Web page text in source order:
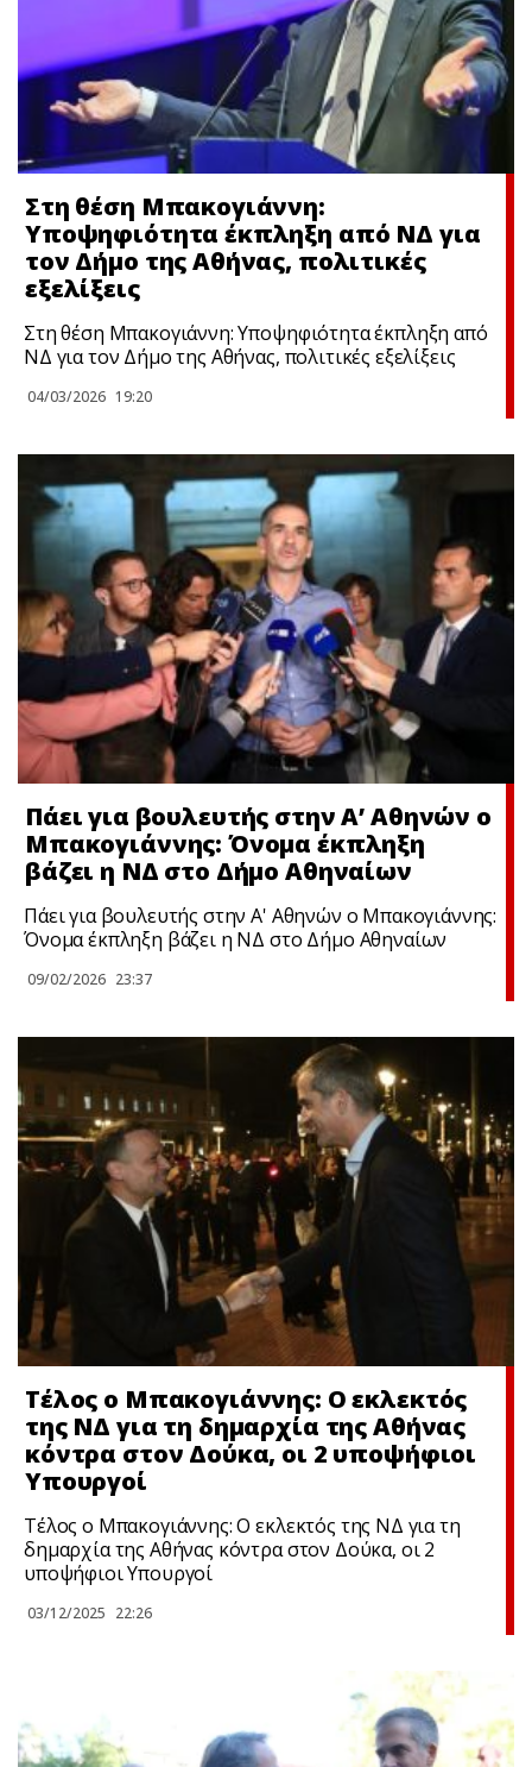
Στη θέση Μπακογιάννη:
Υποψηφιότητα έκπληξη από ΝΔ για
τον Δήμο της Αθήνας, πολιτικές
εξελίξεις
Στη θέση Μπακογιάννη: Υποψηφιότητα έκπληξη από
ΝΔ για τον Δήμο της Αθήνας, πολιτικές εξελίξεις
04/03/2026 19:20
Πάει για βουλευτής στην Α’ Αθηνών ο
Μπακογιάννης: Όνομα έκπληξη
βάζει η ΝΔ στο Δήμο Αθηναίων
Πάει για βουλευτής στην Α' Αθηνών ο Μπακογιάννης:
Όνομα έκπληξη βάζει η ΝΔ στο Δήμο Αθηναίων
09/02/2026 23:37
Τέλος ο Μπακογιάννης: Ο εκλεκτός
της ΝΔ για τη δημαρχία της Αθήνας
κόντρα στον Δούκα, οι 2 υποψήφιοι
Υπουργοί
Τέλος ο Μπακογιάννης: Ο εκλεκτός της ΝΔ για τη
δημαρχία της Αθήνας κόντρα στον Δούκα, οι 2
υποψήφιοι Υπουργοί
03/12/2025 22:26